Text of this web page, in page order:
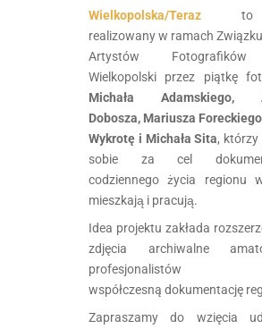
Wielkopolska/Teraz
to
realizowany w ramach
Artystów
Wielkopolski przez piątkę
Michała Adamskiego,
Dobosza, Mariusza
Wykrotę i Michała Sita,
sobie za cel
codziennego życia regionu
mieszkają i pracują.
Idea projektu zakłada
zdjęcia archiwalne
współczesną dokumentację
Zapraszamy do wzięcia